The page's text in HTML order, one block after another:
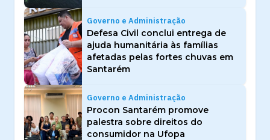
Governo e Administração
Defesa Civil conclui entrega de
ajuda humanitária às famílias
afetadas pelas fortes chuvas em
Santarém
Governo e Administração
Procon Santarém promove
palestra sobre direitos do
consumidor na Ufopa